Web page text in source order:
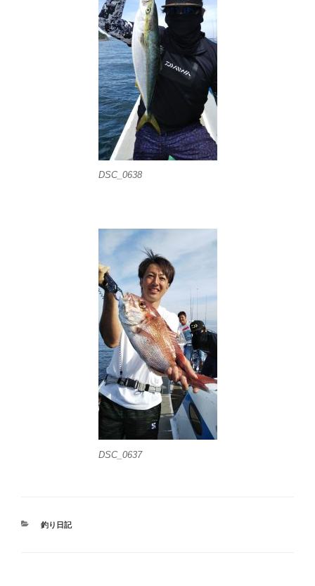
DSC_0638
DSC_0637
カ
釣り日記